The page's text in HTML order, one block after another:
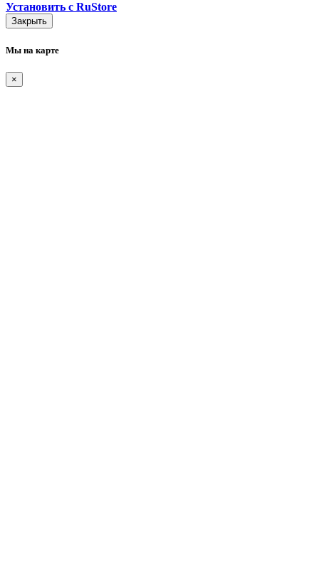
Установить с RuStore
Закрыть
Мы на карте
×